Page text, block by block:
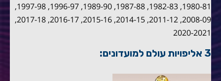
1980-81, 1982-83, 1987-88, 1989-90, 1996-97, 1997-98,
2008-09, 2011-12, 2014-15, 2015-16, 2016-17, 2017-18,
2020-2021
3 אליפויות עולם למועדונים: